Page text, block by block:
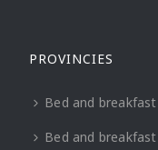
PROVINCIES
Bed and
Bed and